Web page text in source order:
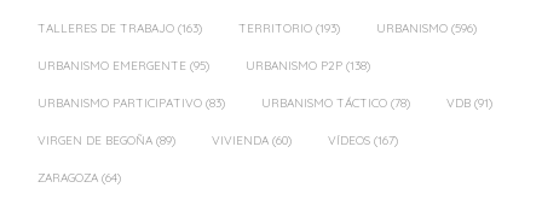
TALLERES DE TRABAJO (163) TERRITORIO (193) URBANISMO (596)
URBANISMO EMERGENTE (95) URBANISMO P2P (138)
URBANISMO PARTICIPATIVO (83) URBANISMO TÁCTICO (78) VDB (91)
VIRGEN DE BEGOÑA (89) VIVIENDA (60) VÍDEOS (167)
ZARAGOZA (64)